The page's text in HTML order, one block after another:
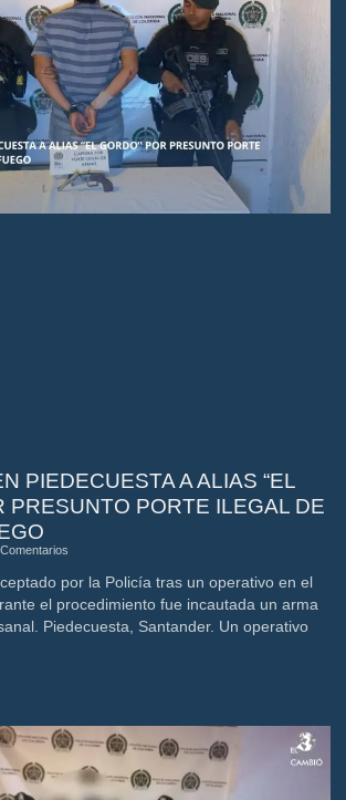
PIEDECUESTA A ALIAS “EL
PRESUNTO PORTE ILEGAL DE
por la Policía tras un operativo en el
el procedimiento fue incautada un arma
Piedecuesta, Santander. Un operativo